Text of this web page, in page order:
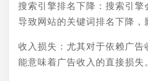
搜索引擎排名下降：搜索引擎
导致网站的关键词排名下降，
收入损失：尤其对于依赖广
能意味着广告收入的直接损失